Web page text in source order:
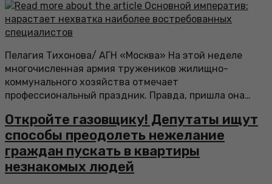
Пелагия Тихонова/ АГН «Москва» На этой неделе
многочисленная армия тружеников жилищно-
коммунального хозяйства отмечает
профессиональный праздник. Правда, пришла она…
Откройте газовщику! Депутаты ищут
способы преодолеть нежелание
граждан пускать в квартиры
незнакомых людей